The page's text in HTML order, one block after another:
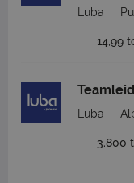
Luba
14,99
Luba
3.800